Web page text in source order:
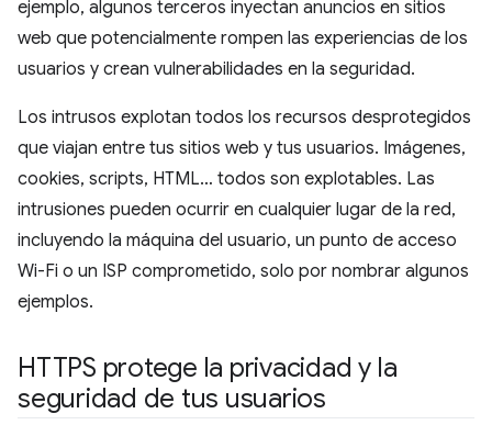
ejemplo, algunos terceros inyectan anuncios en sitios
web que potencialmente rompen las experiencias de los
usuarios y crean vulnerabilidades en la seguridad.
Los intrusos explotan todos los recursos desprotegidos
que viajan entre tus sitios web y tus usuarios. Imágenes,
cookies, scripts, HTML… todos son explotables. Las
intrusiones pueden ocurrir en cualquier lugar de la red,
incluyendo la máquina del usuario, un punto de acceso
Wi-Fi o un ISP comprometido, solo por nombrar algunos
ejemplos.
HTTPS protege la privacidad y la
seguridad de tus usuarios